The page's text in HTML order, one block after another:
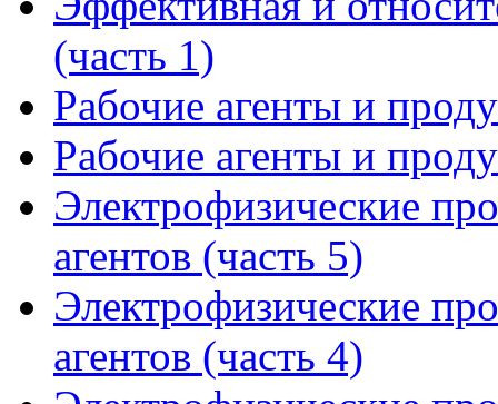
(часть 1)
Рабочие агенты и
Рабочие агенты и
Электрофизические
агентов (часть 5)
Электрофизические
агентов (часть 4)